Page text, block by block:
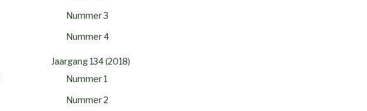
Nummer 3
Nummer 4
Jaargang 134 (2018)
Nummer 1
Nummer 2